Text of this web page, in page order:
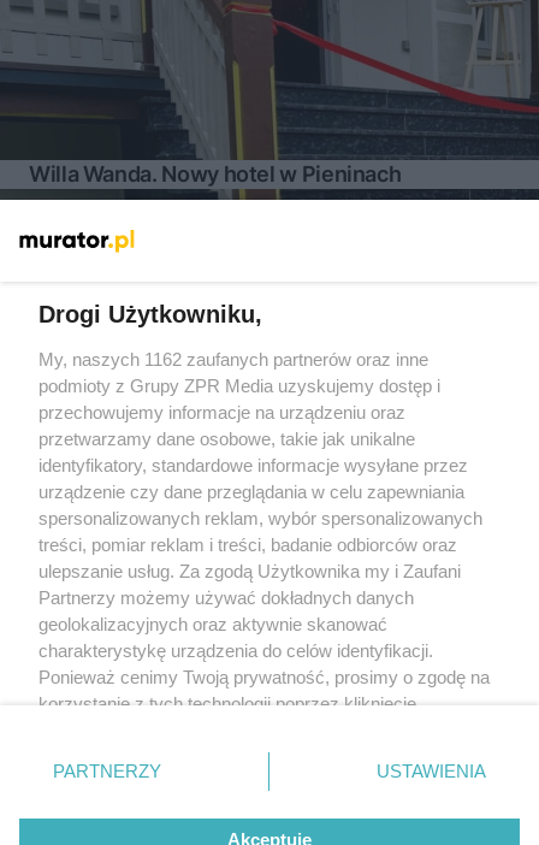
Willa Wanda. Nowy hotel w Pieninach
Żaden utwór zamieszczony w serwisie nie może być powielany i
rozpowszechniany lub dalej rozpowszechniany w jakikolwiek sposób
(w tym także elektroniczny lub mechaniczny) na jakimkolwiek polu
eksploatacji w jakiejkolwiek formie, włącznie z umieszczaniem w
Internecie bez pisemnej zgody właściciela praw. Jakiekolwiek użycie
lub wykorzystanie utworów w całości lub w części z naruszeniem
prawa, tzn. bez właściwej zgody, jest zabronione pod groźbą kary i
może być ścigane prawnie.
O nas
Drogi Użytkowniku,
My, naszych 1162 zaufanych partnerów oraz inne
podmioty z Grupy ZPR Media uzyskujemy dostęp i
przechowujemy informacje na urządzeniu oraz
przetwarzamy dane osobowe, takie jak unikalne
identyfikatory, standardowe informacje wysyłane przez
urządzenie czy dane przeglądania w celu zapewniania
spersonalizowanych reklam, wybór spersonalizowanych
treści, pomiar reklam i treści, badanie odbiorców oraz
ulepszanie usług. Za zgodą Użytkownika my i Zaufani
Partnerzy możemy używać dokładnych danych
geolokalizacyjnych oraz aktywnie skanować
charakterystykę urządzenia do celów identyfikacji.
Ponieważ cenimy Twoją prywatność, prosimy o zgodę na
korzystanie z tych technologii poprzez kliknięcie
zmienić/wycofać klikając przycisk ustawień prywatności
znajdujący się w lewym dolnym rogu strony
rodzaje przetwarzania danych nie wymagają zgody
użytkownika, ale masz prawo sprzeciwić się takiemu
PARTNERZY USTAWIENIA
Akceptuję